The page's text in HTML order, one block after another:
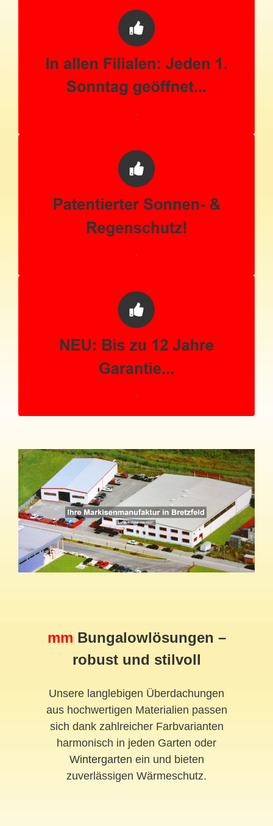
mm Bungalowlösungen –
robust und stilvoll
Unsere langlebigen Überdachungen
aus hochwertigen Materialien passen
sich dank zahlreicher Farbvarianten
harmonisch in jeden Garten oder
Wintergarten ein und bieten
zuverlässigen Wärmeschutz.